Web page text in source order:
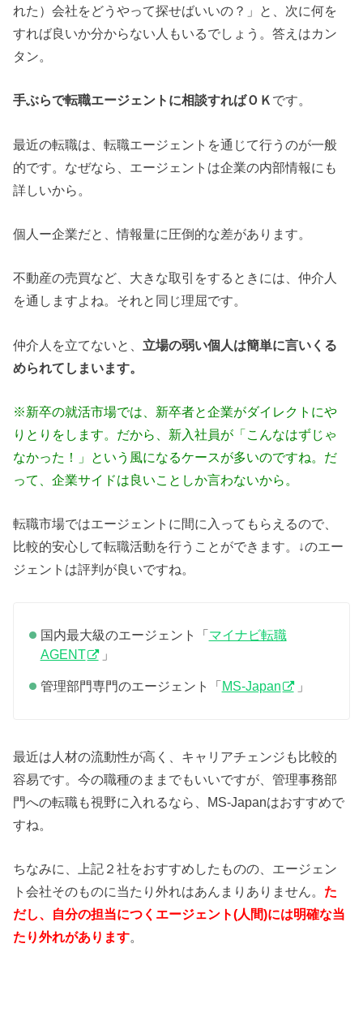
れた）会社をどうやって探せばいいの？」と、次に何を
すれば良いか分からない人もいるでしょう。答えはカン
タン。
手ぶらで転職エージェントに相談すればＯＫ です。
最近の転職は、転職エージェントを通じて行うのが一般
的です。なぜなら、エージェントは企業の内部情報にも
詳しいから。
個人ー企業だと、情報量に圧倒的な差があります。
不動産の売買など、大きな取引をするときには、仲介人
を通しますよね。それと同じ理屈です。
仲介人を立てないと、 立場の弱い個人は簡単に言いくる
められてしまいます。
※新卒の就活市場では、新卒者と企業がダイレクトにや
りとりをします。だから、新入社員が「こんなはずじゃ
なかった！」という風になるケースが多いのですね。だ
って、企業サイドは良いことしか言わないから。
転職市場ではエージェントに間に入ってもらえるので、
比較的安心して転職活動を行うことができます。↓のエー
ジェントは評判が良いですね。
国内最大級のエージェント「 マイナビ転職
AGENT
」
管理部門専門のエージェント「 MS-Japan 」
最近は人材の流動性が高く、キャリアチェンジも比較的
容易です。今の職種のままでもいいですが、管理事務部
門への転職も視野に入れるなら、MS-Japanはおすすめで
すね。
ちなみに、上記２社をおすすめしたものの、エージェン
ト会社そのものに当たり外れはあんまりありません。 た
だし、自分の担当につくエージェント(人間)には明確な当
たり外れがあります。